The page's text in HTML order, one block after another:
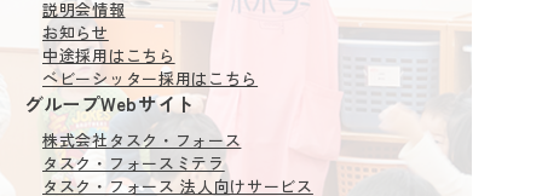
説明会情報
お知らせ
中途採用はこちら
ベビーシッター採用はこちら
グループWebサイト
株式会社タスク・フォース
タスク・フォースミテラ
タスク・フォース 法人向けサービス